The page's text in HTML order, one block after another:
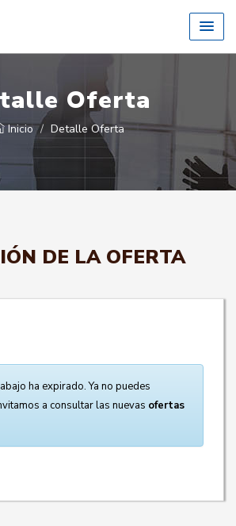
Oferta
Inicio Detalle Oferta
DE LA OFERTA
ha expirado. Ya no puedes
a consultar las nuevas ofertas